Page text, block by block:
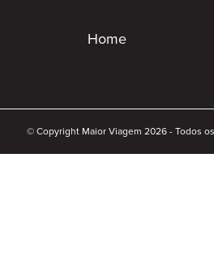
Home
© Copyright Maior Viagem 2026 - Todos